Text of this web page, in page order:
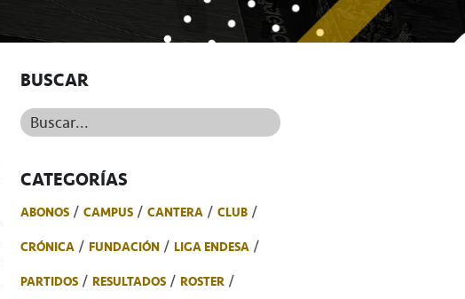
BUSCAR
Buscar...
CATEGORÍAS
ABONOS CAMPUS CANTERA
CLUB
CRÓNICA
FUNDACIÓN
LIGA ENDESA
PARTIDOS
RESULTADOS
ROSTER